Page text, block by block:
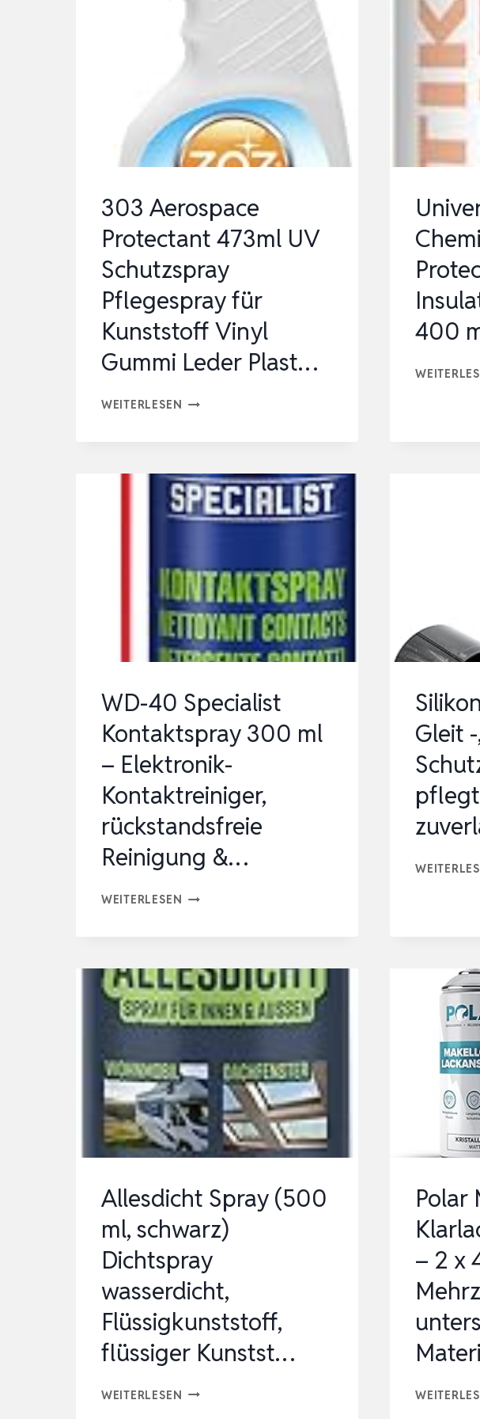
303 Aerospace
Protectant 473ml UV
Schutzspray
Pflegespray für
Kunststoff Vinyl
Gummi Leder Plast…
WEITERLESEN 303
473ML
UV
SCHUTZSPRAY
FÜR
KUNSTSTOFF
VINYL
GUMMI
LEDER
400
WD-40 Specialist
Kontaktspray 300 ml
– Elektronik-
Kontaktreiniger,
rückstandsfreie
Reinigung &…
WEITERLESEN WD-
KONTAKTSPRAY
300
ML
ELEKTRONIK-
KONTAKTREINIGER,
RÜCKSTANDSFREIE
REINIGUNG
&…
Gleit
Allesdicht Spray (500
ml, schwarz)
Dichtspray
wasserdicht,
Flüssigkunststoff,
flüssiger Kunstst…
WEITERLESEN ALLESDICHT
Polar
– 2 x